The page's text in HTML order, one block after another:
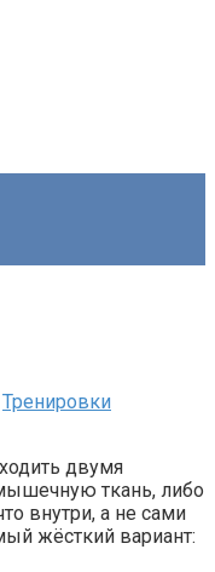
Тренировки
двумя
ткань, либо
внутри, а не сами
жёсткий вариант: